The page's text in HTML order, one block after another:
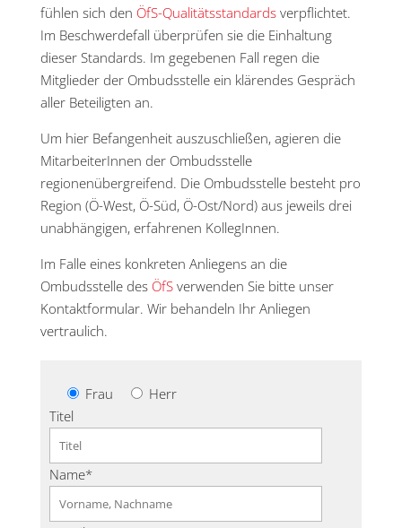
fühlen sich den ÖfS-Qualitätsstandardsverpflichtet.
Im Beschwerdefall überprüfen sie die Einhaltung
dieser Standards. Im gegebenen Fall regen die
Mitglieder der Ombudsstelle ein klärendes Gespräch
aller Beteiligten an.
Um hier Befangenheit auszuschließen, agieren die
MitarbeiterInnen der Ombudsstelle
regionenübergreifend. Die Ombudsstelle besteht pro
Region (Ö-West, Ö-Süd, Ö-Ost/Nord) aus jeweils drei
unabhängigen, erfahrenen KollegInnen.
Im Falle eines konkreten Anliegens an die
Ombudsstelle des ÖfSverwenden Sie bitte unser
Kontaktformular. Wir behandeln Ihr Anliegen
vertraulich.
Frau
Herr
Titel
Name*